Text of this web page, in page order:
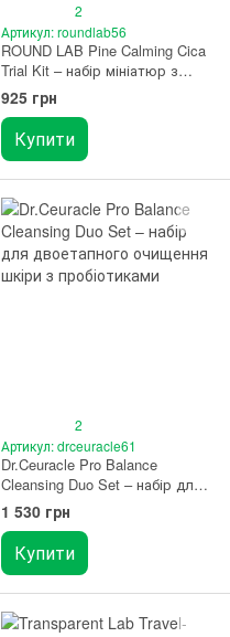
2
Артикул: roundlab56
ROUND LAB Pine Calming Cica
Trial Kit – набір мініатюр з
екстрактом голок сосни
925 грн
Купити
2
Артикул: drceuracle61
Dr.Ceuracle Pro Balance
Cleansing Duo Set – набір для
двоетапного очищення шкіри
з пробіотиками
1 530 грн
Купити